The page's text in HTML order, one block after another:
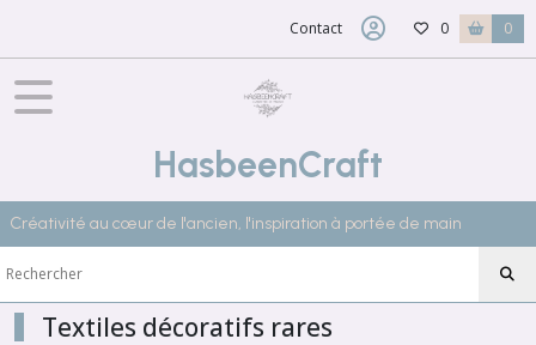
Contact 0 0
HasbeenCraft
Créativité au cœur de l'ancien, l'inspiration à portée de main
Textiles décoratifs rares
FILTRES
Afficher
les
résultats